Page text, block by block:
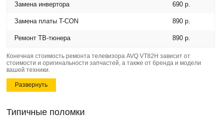
Замена инвертора 690 р.
Замена платы T-CON 890 р.
Ремонт ТВ-тюнера 890 р.
Конечная стоимость ремонта телевизора AVQ VT82H зависит от
стоимости и оригинальности запчастей, а также от бренда и модели
вашей техники.
Развернуть
Типичные поломки